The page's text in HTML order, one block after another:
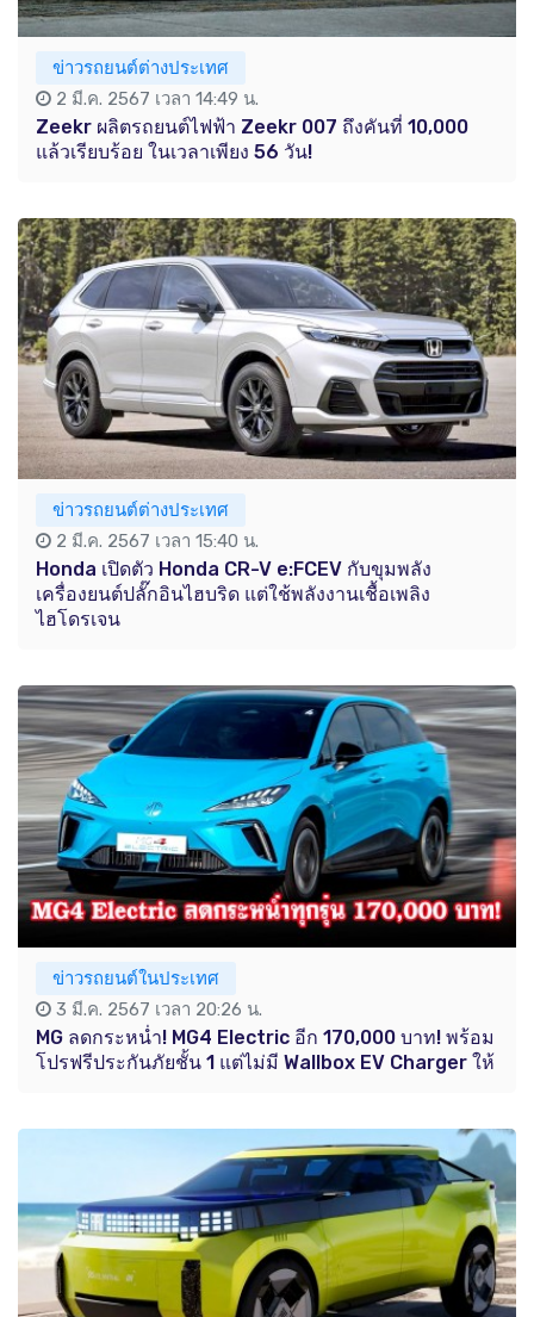
ข่าวรถยนต์ต่างประเทศ
2 มี.ค. 2567 เวลา 14:49 น.
Zeekr ผลิตรถยนต์ไฟฟ้า Zeekr 007 ถึงคันที่ 10,000
แล้วเรียบร้อย ในเวลาเพียง 56 วัน!
ข่าวรถยนต์ต่างประเทศ
2 มี.ค. 2567 เวลา 15:40 น.
Honda เปิดตัว Honda CR-V e:FCEV กับขุมพลัง
เครื่องยนต์ปลั๊กอินไฮบริด แต่ใช้พลังงานเชื้อเพลิง
ไฮโดรเจน
ข่าวรถยนต์ในประเทศ
3 มี.ค. 2567 เวลา 20:26 น.
MG ลดกระหน่ำ! MG4 Electric อีก 170,000 บาท! พร้อม
โปรฟรีประกันภัยชั้น 1 แต่ไม่มี Wallbox EV Charger ให้